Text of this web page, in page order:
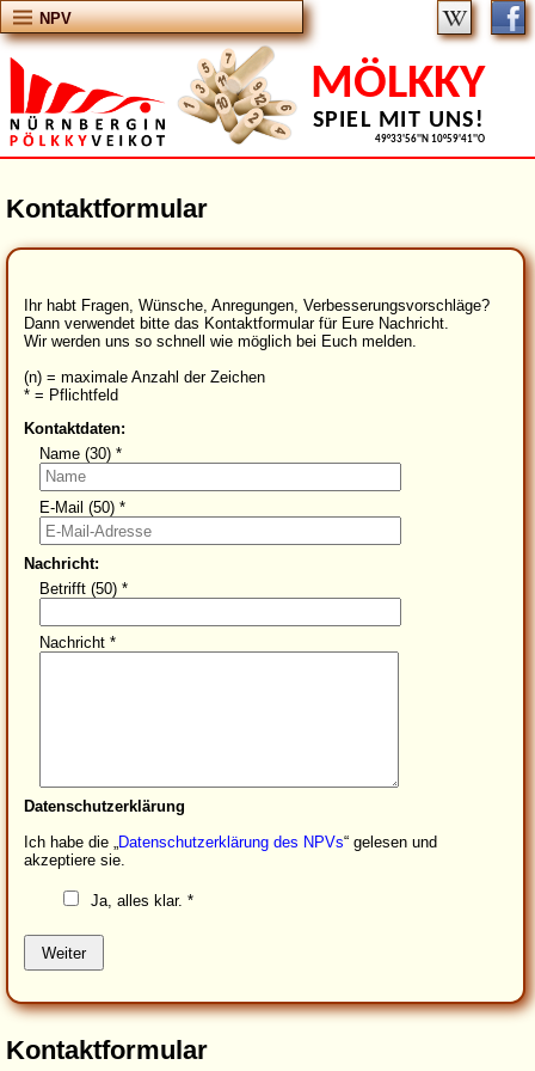
MÖLKKY
SPIEL MIT UNS!
49°33'56''N 10°59'41''O
NPV
Kontaktformular
Ihr habt Fragen, Wünsche, Anregungen, Verbesserungsvorschläge?
Dann verwendet bitte das Kontaktformular für Eure Nachricht.
Wir werden uns so schnell wie möglich bei Euch melden.
(n) = maximale Anzahl der Zeichen
* = Pflichtfeld
Kontaktdaten:
Name (30) *
E-Mail (50) *
Nachricht:
Betrifft (50) *
Nachricht *
Datenschutzerklärung
Ich habe die „Datenschutzerklärung des NPVs“ gelesen und
akzeptiere sie.
Ja, alles klar. *
Weiter
Kontaktformular